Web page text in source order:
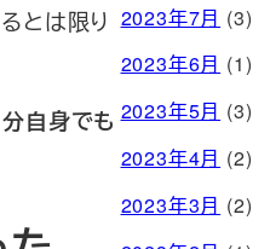
とは限り
自身でも
2023年7月 (3)
2023年6月 (1)
2023年5月 (3)
2023年4月 (2)
2023年3月 (2)